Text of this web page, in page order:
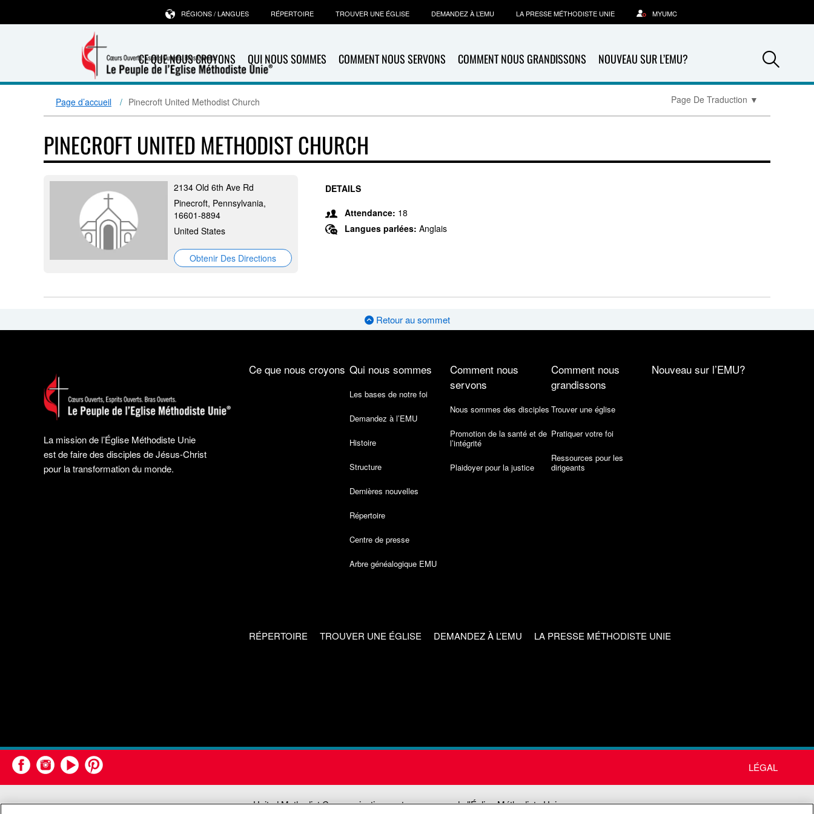
CE QUE NOUS CROYONS QUI NOUS SOMMES COMMENT NOUS SERVONS COMMENT NOUS GRANDISSONS NOUVEAU SUR L’EMU?
RÉGIONS / LANGUES RÉPERTOIRE TROUVER UNE ÉGLISE DEMANDEZ À L’EMU LA PRESSE MÉTHODISTE UNIE MYUMC
Page d’accueil Pinecroft United Methodist Church Page De Traduction ▼
PINECROFT UNITED METHODIST CHURCH
2134 Old 6th Ave Rd
Pinecroft, Pennsylvania,
16601-8894
United States
Obtenir Des Directions
DETAILS
Attendance: 18
Langues parlées: Anglais
Retour au sommet
La mission de l’Église Méthodiste Unie
est de faire des disciples de Jésus-Christ
pour la transformation du monde.
Ce que nous croyons Qui nous sommes
Les bases de notre foi
Demandez à l’EMU
Histoire
Structure
Dernières nouvelles
Répertoire
Centre de presse
Arbre généalogique EMU
Comment nous
servons
Nous sommes des disciples
Promotion de la santé et de
l’intégrité
Plaidoyer pour la justice
Comment nous
grandissons
Trouver une église
Pratiquer votre foi
Ressources pour les
dirigeants
Nouveau sur l’EMU?
RÉPERTOIRE TROUVER UNE ÉGLISE DEMANDEZ À L’EMU LA PRESSE MÉTHODISTE UNIE
LÉGAL
United Methodist Communications est une agence de l'Église Méthodiste Unie